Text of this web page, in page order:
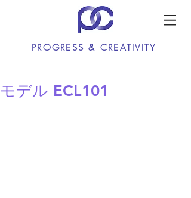
PROGRESS & CREATIVITY
モデル ECL101